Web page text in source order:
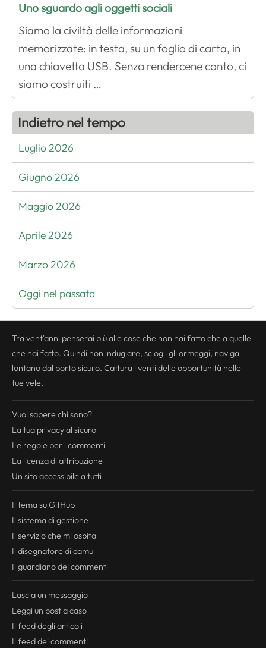
Uno sguardo agli oggetti sociali
Siamo la civiltà delle informazioni
memorizzate: in testa, su un foglio di carta, in
una chiavetta USB. Senza rendercene conto, ci
siamo costruiti …
Indietro nel tempo
Luglio 2026
Giugno 2026
Maggio 2026
Aprile 2026
Marzo 2026
Oggi nel passato
Tra vent'anni penserai più alle cose che non hai fatto che a quelle
che hai fatto. Quindi non indugiare, sciogli gli ormeggi, naviga
lontano dal porto sicuro. Cattura i venti delle opportunità nelle
tue vele.
Vuoi sapere chi sono?
La tua privacyal sicuro
Le regole per i commenti
La licenza di attribuzione
Un sito accessibile a tutti
Il tema su GitHub
Il sistema di gestione
Il servizio che mi ospita
Il disegnatore di camu
Il guardiano dei commenti
Lascia un messaggio
Leggi un post a caso
Il feeddegli articoli
Il feeddei commenti